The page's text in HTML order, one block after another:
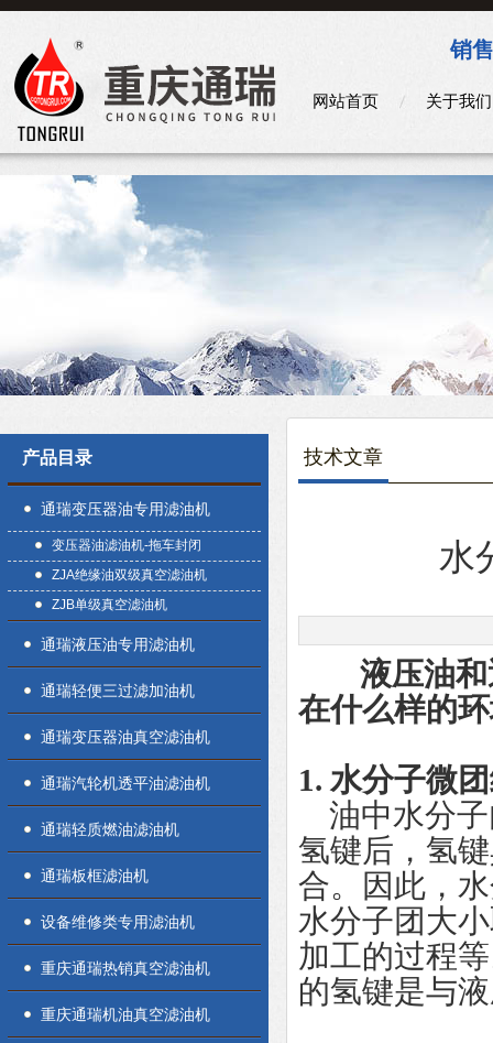
销
网站首页 关于我们
产品目录
通瑞变压器油专用滤油机
变压器油滤油机-拖车封闭
ZJA绝缘油双级真空滤油机
ZJB单级真空滤油机
通瑞液压油专用滤油机
通瑞轻便三过滤加油机
通瑞变压器油真空滤油机
通瑞汽轮机透平油滤油机
通瑞轻质燃油滤油机
通瑞板框滤油机
设备维修类专用滤油机
重庆通瑞热销真空滤油机
重庆通瑞机油真空滤油机
技术文章
水
液压油和
在什么样的
1. 水分子微
油中水分子
氢键后，氢
合。因此，
水分子团大
加工的过程
的氢键是与